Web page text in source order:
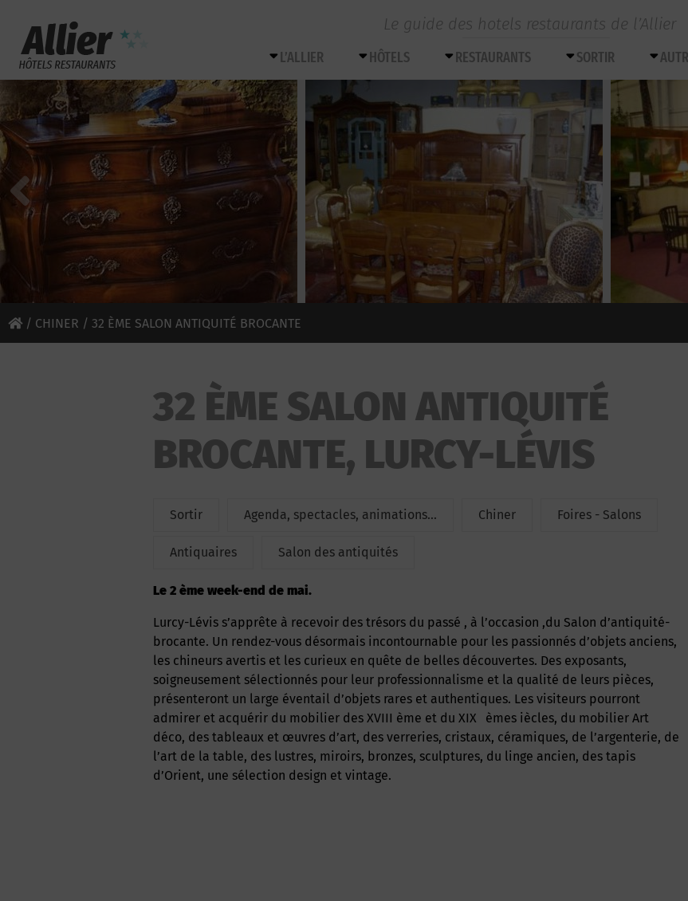
Le guide des hotels restaurants de l’Allier
L’ALLIER HÔTELS RESTAURANTS SORTIR
/ CHINER / 32 ÈME SALON ANTIQUITÉ BROCANTE
32 ÈME SALON ANTIQUITÉ
BROCANTE, LURCY-LÉVIS
Sortir Agenda, spectacles, animations... Chiner Foires - Salons
Antiquaires Salon des antiquités
le 2 ème week-end de mai.
Lurcy-Lévis s’apprête à recevoir des trésors du passé , à l’occasion ,du Salon d’antiquité-
brocante. Un rendez-vous désormais incontournable pour les passionnés d’objets anciens,
les chineurs avertis et les curieux en quête de belles découvertes. Des exposants,
soigneusement sélectionnés pour leur professionnalisme et la qualité de leurs pièces,
présenteront un large éventail d’objets rares et authentiques. Les visiteurs pourront
admirer et acquérir du mobilier des XVIII ème et du XIX
èmes iècles, du mobilier Art
déco, des tableaux et œuvres d’art, des verreries, cristaux, céramiques, de l’argenterie, de
l’art de la table, des lustres, miroirs, bronzes, sculptures, du linge ancien, des tapis
d’Orient, une sélection design et vintage.